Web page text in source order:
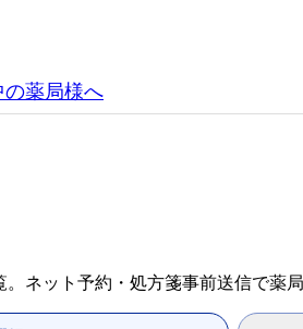
の薬局様へ
ネット予約・処方箋事前送信で薬